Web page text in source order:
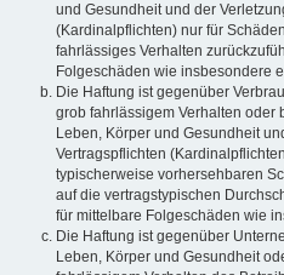
und Gesundheit und der
(Kardinalpflichten) nur für
fahrlässiges Verhalten
Folgeschäden wie insbesondere
Die Haftung ist gegenüber
grob fahrlässigem Verhalten oder
Leben, Körper und Gesundheit
Vertragspflichten
typischerweise vorhersehbaren
auf die vertragstypischen
für mittelbare Folgeschäden wie
Die Haftung ist gegenüber
Leben, Körper und Gesundheit